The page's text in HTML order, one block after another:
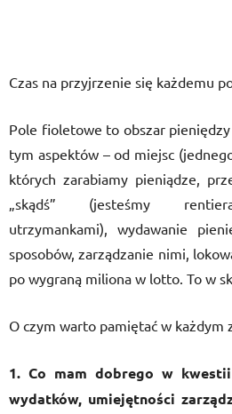
Czas na przyjrzenie się każdemu
Pole fioletowe to obszar
tym aspektów – od miejsc
których zarabiamy pieniądze,
„skądś” (jesteśmy
utrzymankami), wydawanie
sposobów, zarządzanie nimi,
po wygraną miliona w lotto. To w
O czym warto pamiętać w każdym
1. Co mam dobrego w
wydatków, umiejętności